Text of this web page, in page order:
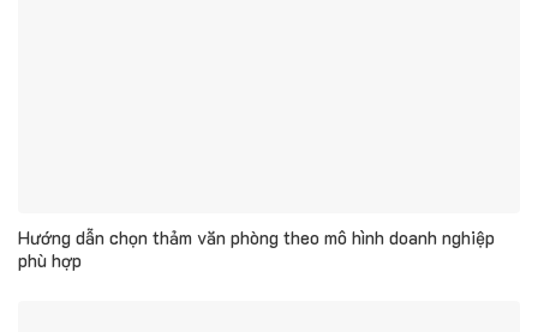
Hướng dẫn chọn thảm văn phòng theo mô hình doanh nghiệp
phù hợp